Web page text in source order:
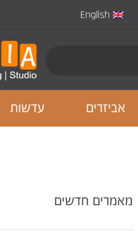
English
עדשות אביזרים
מאמרים חדשים